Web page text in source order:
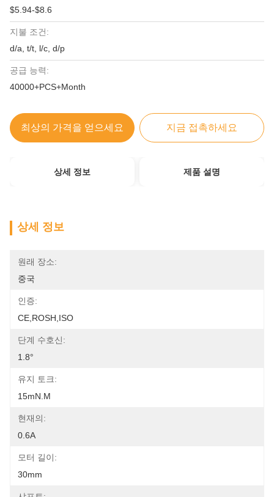
$5.94-$8.6
지불 조건:
d/a, t/t, l/c, d/p
공급 능력:
40000+PCS+Month
최상의 가격을 얻으세요 지금 접촉하세요
상세 정보 제품 설명
상세 정보
원래 장소:
중국
인증:
CE,ROSH,ISO
단계 수호신:
1.8°
유지 토크:
15mN.m
현재의:
0.6A
모터 길이:
30mm